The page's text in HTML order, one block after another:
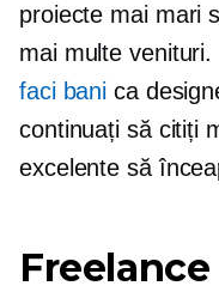
proiecte mai mari
mai multe
faci bani ca
continuați să citiți
excelente să